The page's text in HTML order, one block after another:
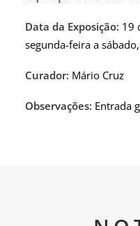
Data da Exposição: 19
segunda-feira a
Curador: Mário Cruz
Observações: Entrada